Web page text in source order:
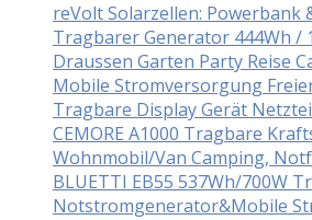
reVolt Solarzellen: Powerbank
Tragbarer Generator 444Wh /
Draussen Garten Party Reise
Mobile Stromversorgung
Tragbare Display Gerät
CEMORE A1000 Tragbare
Wohnmobil/Van Camping,
BLUETTI EB55 537Wh/700W
Notstromgenerator&Mobile